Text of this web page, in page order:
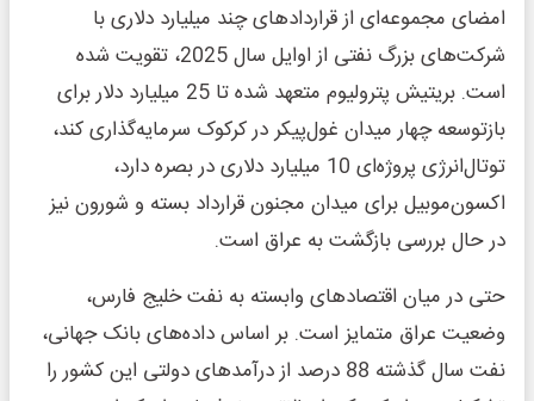
امضای مجموعه‌ای از قراردادهای چند میلیارد دلاری با
شرکت‌های بزرگ نفتی از اوایل سال 2025، تقویت شده
است. بریتیش پترولیوم متعهد شده تا 25 میلیارد دلار برای
بازتوسعه چهار میدان غول‌پیکر در کرکوک سرمایه‌گذاری کند،
توتال‌انرژی پروژه‌ای 10 میلیارد دلاری در بصره دارد،
اکسون‌موبیل برای میدان مجنون قرارداد بسته و شورون نیز
در حال بررسی بازگشت به عراق است.
حتی در میان اقتصادهای وابسته به نفت خلیج فارس،
وضعیت عراق متمایز است. بر اساس داده‌های بانک جهانی،
نفت سال گذشته 88 درصد از درآمدهای دولتی این کشور را